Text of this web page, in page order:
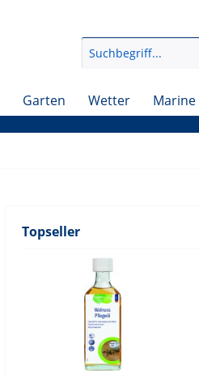
Garten Wetter Marine
Topseller